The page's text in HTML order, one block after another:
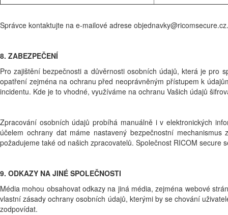
Správce kontaktujte na e-mailové adrese objednavky@ricomsecure.cz.
8. ZABEZPEČENÍ
Pro zajištění bezpečnosti a důvěrnosti osobních údajů, která je pro
opatření zejména na ochranu před neoprávněným přístupem k
incidentu. Kde je to vhodné, využíváme na ochranu Vašich údajů
Zpracování osobních údajů probíhá manuálně i v elektronických
účelem ochrany dat máme nastavený bezpečnostní
požadujeme také od našich zpracovatelů. Společnost RICOM
9. ODKAZY NA JINÉ SPOLEČNOSTI
Média mohou obsahovat odkazy na jiná média, zejména webové
vlastní zásady ochrany osobních údajů, kterými by se chování
zodpovídat.